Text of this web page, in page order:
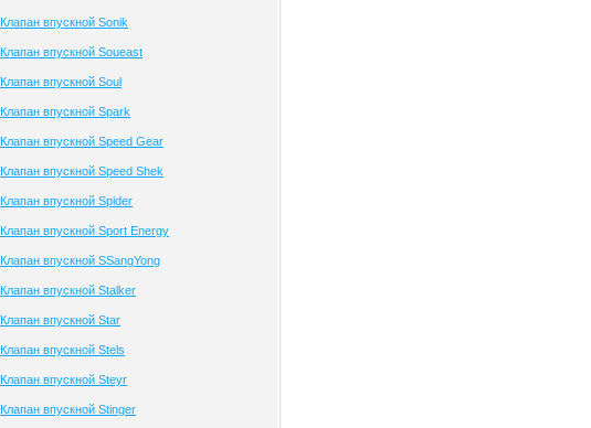
Клапан впускной Sonik
Клапан впускной Soueast
Клапан впускной Soul
Клапан впускной Spark
Клапан впускной Speed Gear
Клапан впускной Speed Shek
Клапан впускной Spider
Клапан впускной Sport Energy
Клапан впускной SSangYong
Клапан впускной Stalker
Клапан впускной Star
Клапан впускной Stels
Клапан впускной Steyr
Клапан впускной Stinger